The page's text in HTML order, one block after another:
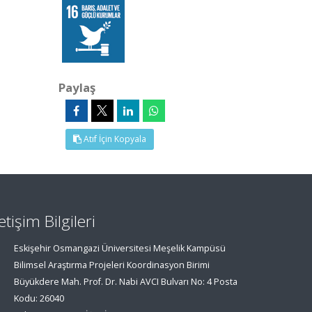
Paylaş
Atıf İçin Kopyala
Bilgileri
Eskişehir Osmangazi Üniversitesi Meşelik Kampüsü
Bilimsel Araştırma Projeleri Koordinasyon Birimi
Büyükdere Mah. Prof. Dr. Nabi AVCI Bulvarı No: 4 Posta
Kodu: 26040